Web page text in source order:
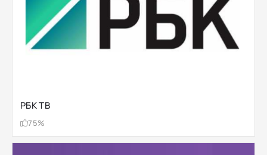
РБК ТВ
75%